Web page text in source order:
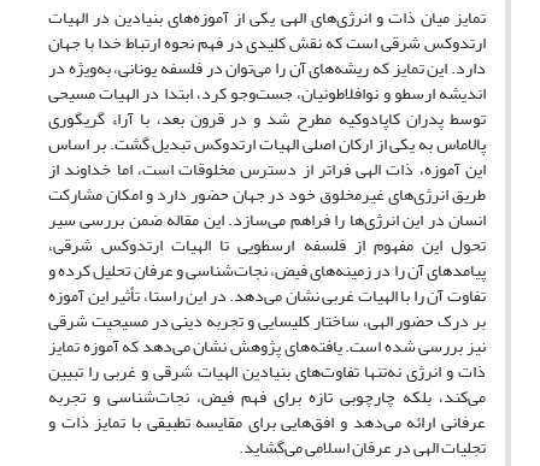
تمایز میان ذات و انرژی‌های الهی یکی از آموزه‌های بنیادین در الهیات
ارتدوکس شرقی است که نقش کلیدی در فهم نحوه ارتباط خدا با جهان
دارد. این تمایز که ریشه‌های آن را می‌توان در فلسفه یونانی، به‌ویژه در
اندیشه ارسطو و نوافلاطونیان، جست‌وجو کرد، ابتدا در الهیات مسیحی
توسط پدران کاپادوکیه مطرح شد و در قرون بعد، با آراء گریگوری
پالاماس به یکی از ارکان اصلی الهیات ارتدوکس تبدیل گشت. بر اساس
این آموزه، ذات الهی فراتر از دسترس مخلوقات است، اما خداوند از
طریق انرژی‌های غیرمخلوق خود در جهان حضور دارد و امکان مشارکت
انسان در این انرژی‌ها را فراهم می‌سازد. این مقاله ضمن بررسی سیر
تحول این مفهوم از فلسفه ارسطویی تا الهیات ارتدوکس شرقی،
پیامدهای آن را در زمینه‌های فیض، نجات‌شناسی و عرفان تحلیل کرده و
تفاوت آن را با الهیات غربی نشان می‌دهد. در این راستا، تأثیر این آموزه
بر درک حضور الهی، ساختار کلیسایی و تجربه دینی در مسیحیت شرقی
نیز بررسی شده است. یافته‌های پژوهش نشان می‌دهد که آموزه تمایز
ذات و انرژی نه‌تنها تفاوت‌های بنیادین الهیات شرقی و غربی را تبیین
می‌کند، بلکه چارچوبی تازه برای فهم فیض، نجات‌شناسی و تجربه
عرفانی ارائه می‌دهد و افق‌هایی برای مقایسه تطبیقی با تمایز ذات و
تجلیات الهی در عرفان اسلامی می‌گشاید.